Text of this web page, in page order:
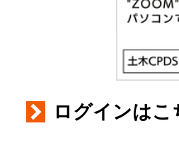
ログインはこ